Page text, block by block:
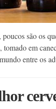
são os
tomado em
entre os